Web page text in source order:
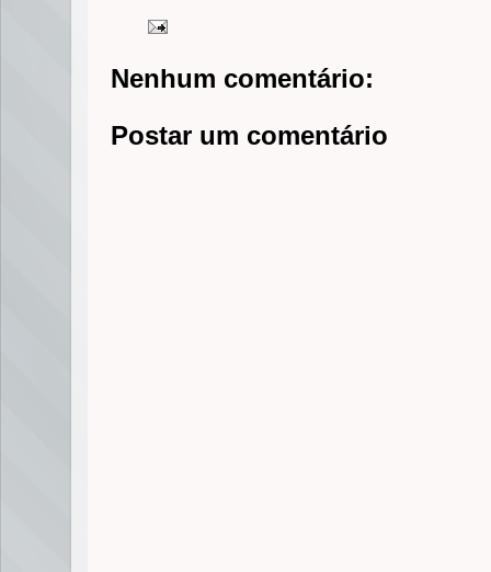
Nenhum comentário:
Postar um comentário